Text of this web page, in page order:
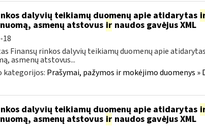
dalyvių teikiamų duomenų apie atidarytas
asmenų atstovus irnaudos gavėjus XML
18
Finansų rinkos dalyvių teikiamų duomenų apie atidarytas
asmenų atstovus...
kategorijos: Prašymai, pažymos ir mokėjimo duomenys »
dalyvių teikiamų duomenų apie atidarytas
asmenų atstovus irnaudos gavėjus XML